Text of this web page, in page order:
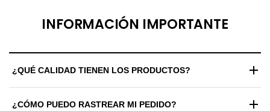
INFORMACIÓN IMPORTANTE
¿QUÉ CALIDAD TIENEN LOS PRODUCTOS?
estándares de fabricación premium. Cada prenda y zapatilla
¿CÓMO PUEDO RASTREAR MI PEDIDO?